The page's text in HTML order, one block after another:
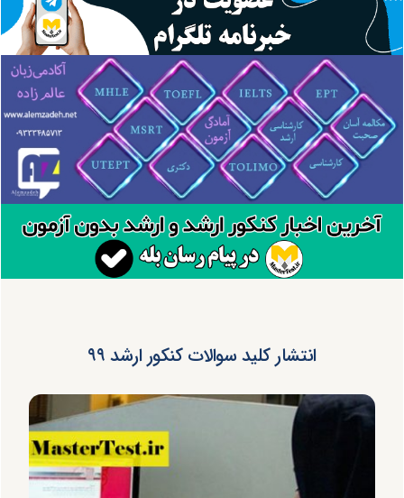
انتشار کلید سوالات کنکور ارشد ۹۹